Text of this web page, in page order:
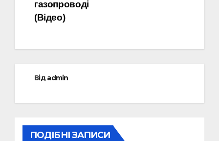
газопроводі
(Відео)
Відadmin
ПОДІБНІ ЗАПИСИ